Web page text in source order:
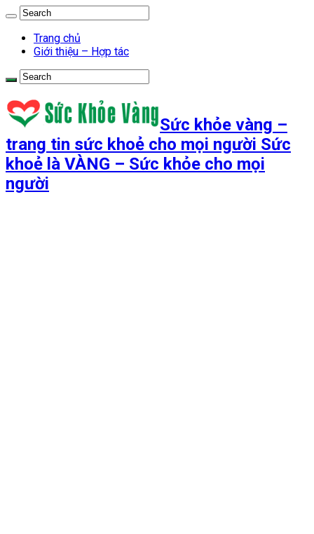
Trang chủ
Giới thiệu – Hợp tác
Sức khỏe vàng –
trang tin sức khoẻ cho mọi người Sức
khoẻ là VÀNG – Sức khỏe cho mọi
người